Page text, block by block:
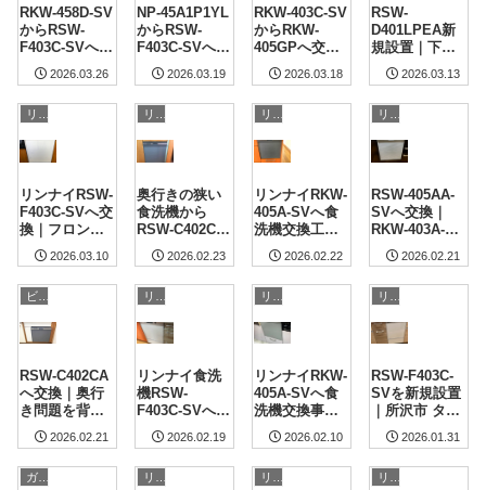
RKW-458D-SV
からRSW-
F403C-SVへ食
洗機交換｜東
京都調布市 施
工事例
2026.03.26
NP-45A1P1YL
からRSW-
F403C-SVへ交
換｜茨城県つ
くば市2026.03.19
RKW-403C-SV
からRKW-
405GPへ交換
｜同サイズ入
れ替え（川崎
市高津区）
2026.03.18
RSW-
D401LPEA新
規設置｜下部
収納を備えた
食洗機工事
【高崎市】
2026.03.13
リンナイRSW-
F403C-SVへ交
換｜フロント
オープン入替
工事【東京都
文京区】
2026.03.10
奥行きの狭い
食洗機から
RSW-C402CA
への交換｜ク
レストフォル
ム市川ウッド
スクエア
2026.02.23
リンナイRKW-
405A-SVへ食
洗機交換工事
｜埼玉県戸田
市
2026.02.22
RSW-405AA-
SVへ交換｜
RKW-403A-SV
から取替事例
【市川市】
2026.02.21
RSW-C402CA
へ交換｜奥行
き問題を背板
加工で対応
【新宿区】
2026.02.21
リンナイ食洗
機RSW-
F403C-SVへ交
換｜品川区ザ
パークタワー
東京サウス施
工事例
2026.02.19
リンナイRKW-
405A-SVへ食
洗機交換事例
｜神奈川県横
浜市緑区2026.02.10
RSW-F403C-
SVを新規設置
｜所沢市 タカ
ラスタンダー
ドシステムキ
ッチンに後付
け
2026.01.31